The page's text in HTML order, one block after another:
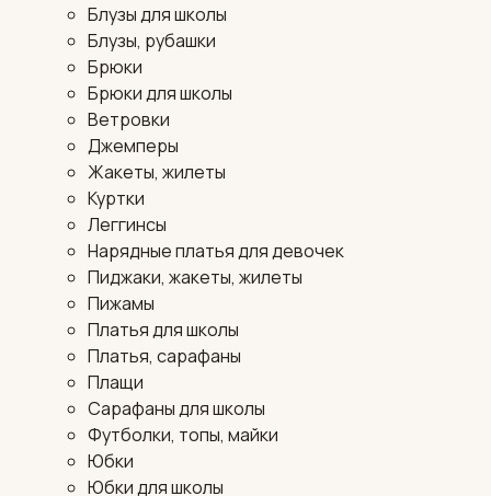
Блузы для школы
Блузы, рубашки
Брюки
Брюки для школы
Ветровки
Джемперы
Жакеты, жилеты
Куртки
Леггинсы
Нарядные платья для девочек
Пиджаки, жакеты, жилеты
Пижамы
Платья для школы
Платья, сарафаны
Плащи
Сарафаны для школы
Футболки, топы, майки
Юбки
Юбки для школы